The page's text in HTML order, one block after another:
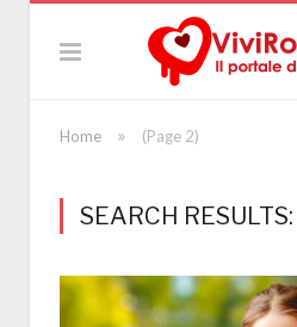
Home » (Page 2)
SEARCH